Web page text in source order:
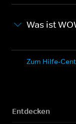
Was ist
Zum Hilfe-
Entdecken